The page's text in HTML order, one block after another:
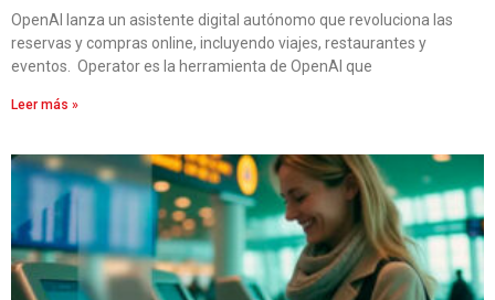
OpenAI lanza un asistente digital autónomo que revoluciona las
reservas y compras online, incluyendo viajes, restaurantes y
eventos. Operator es la herramienta de OpenAI que
Leer más »